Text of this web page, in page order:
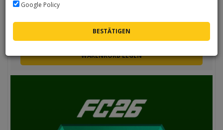
FC 26 Points 12000 - XBOX
SOFORTIGE LIEFERUNG 24/7
€73.52
WARENKORB LEGEN
Google Policy